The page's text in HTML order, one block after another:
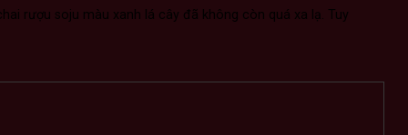
rượu soju màu xanh lá cây đã không còn quá xa lạ. Tuy